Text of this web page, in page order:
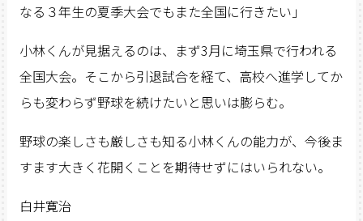
なる３年生の夏季大会でもまた全国に行きたい」
小林くんが見据えるのは、まず3月に埼玉県で行われる
全国大会。そこから引退試合を経て、高校へ進学してか
らも変わらず野球を続けたいと思いは膨らむ。
野球の楽しさも厳しさも知る小林くんの能力が、今後ま
すます大きく花開くことを期待せずにはいられない。
白井寛治